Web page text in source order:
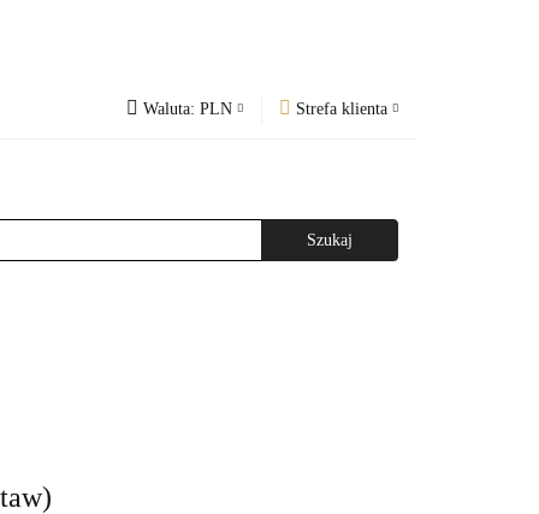
Waluta: PLN Strefa klienta
Dodaj zgłoszenie